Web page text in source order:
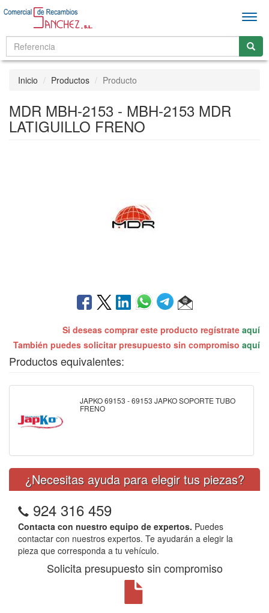
Inicio Productos Producto
MDR MBH-2153 - MBH-2153 MDR
LATIGUILLO FRENO
Si deseas comprar este producto regístrate aquí
También puedes solicitar presupuesto sin compromiso aquí
Productos equivalentes:
JAPKO 69153 - 69153 JAPKO SOPORTE TUBO
FRENO
¿Necesitas ayuda para elegir tus piezas?
924 316 459
Contacta con nuestro equipo de expertos. Puedes
contactar con nuestros expertos. Te ayudarán a elegir la
pieza que corresponda a tu vehículo.
Solicita presupuesto sin compromiso